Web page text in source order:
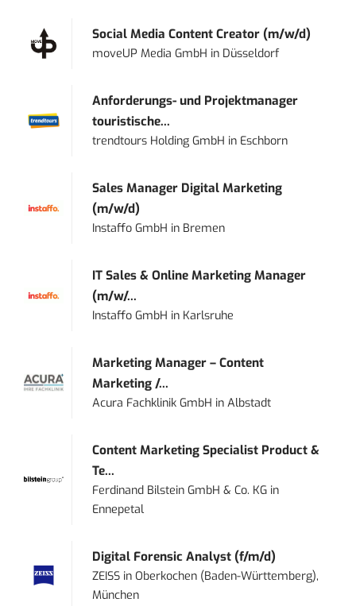
Social Media Content Creator (m/w/d)
moveUP Media GmbH in Düsseldorf
Anforderungs- und Projektmanager
touristische...
trendtours Holding GmbH in Eschborn
Sales Manager Digital Marketing
(m/w/d)
Instaffo GmbH in Bremen
IT Sales & Online Marketing Manager
(m/w/...
Instaffo GmbH in Karlsruhe
Marketing Manager – Content
Marketing /...
Acura Fachklinik GmbH inAlbstadt
Content Marketing Specialist Product &
Te...
Ferdinand Bilstein GmbH & Co. KG in
Ennepetal
Digital Forensic Analyst (f/m/d)
ZEISS inOberkochen (Baden-Württemberg),
München